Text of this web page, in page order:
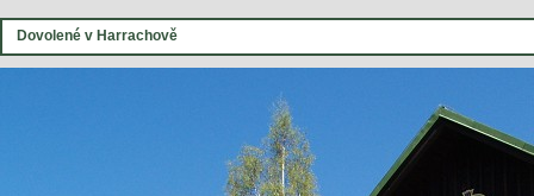
Dovolené v Harrachově